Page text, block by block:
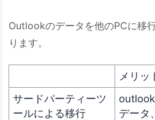
Outlookのデータを他のPCに移
ります。
メリッ
サードパーティーツ
ールによる移行
データ